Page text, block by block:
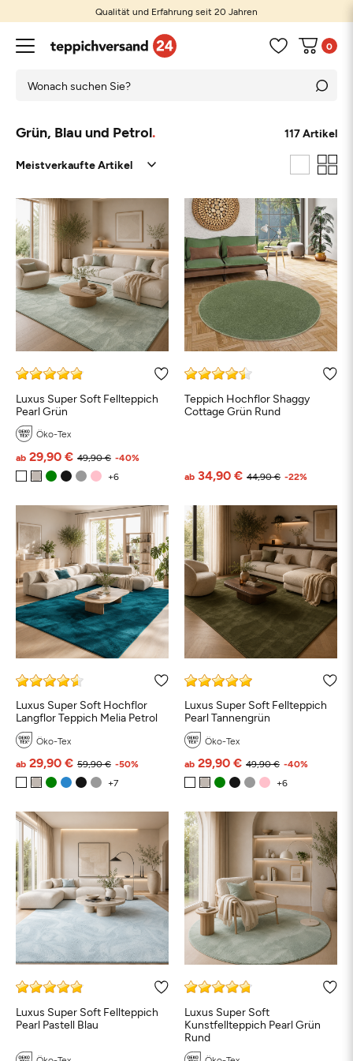
Qualität und Erfahrung seit 20 Jahren
Günstige Preise und große Auswahl
0
Grün, Blau und Petrol 117 Artikel
Luxus Super Soft Fellteppich
Pearl Grün
Öko-Tex
49,90 €
ab 29,90 € -40%
Teppich Hochflor Shaggy
Cottage Grün Rund
44,90 €
ab 34,90 € -22%
Luxus Super Soft Hochflor
Langflor Teppich Melia Petrol
Öko-Tex
59,90 €
ab 29,90 € -50%
Luxus Super Soft Fellteppich
Pearl Tannengrün
Öko-Tex
49,90 €
ab 29,90 € -40%
Luxus Super Soft Fellteppich
Pearl Pastell Blau
Luxus Super Soft
Kunstfellteppich Pearl Grün
Rund